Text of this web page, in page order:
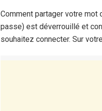
Comment partager votre
passe) est déverrouillé et
souhaitez connecter. Sur